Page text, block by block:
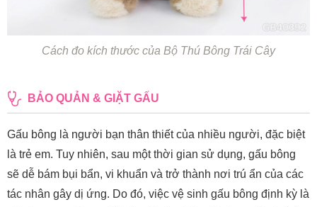
Cách đo kích thước của Bộ Thú Bông Trái Cây
BẢO QUẢN & GIẶT GẤU
Gấu bông là người bạn thân thiết của nhiều người, đặc biệt
là trẻ em. Tuy nhiên, sau một thời gian sử dụng, gấu bông
sẽ dễ bám bụi bẩn, vi khuẩn và trở thành nơi trú ẩn của các
tác nhân gây dị ứng. Do đó, việc vệ sinh gấu bông định kỳ là